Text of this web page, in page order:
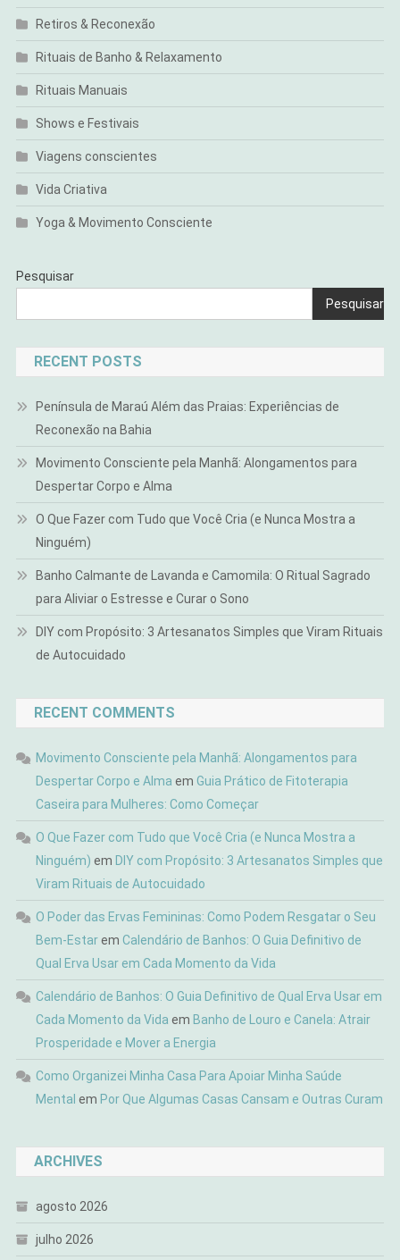
Retiros & Reconexão
Rituais de Banho & Relaxamento
Rituais Manuais
Shows e Festivais
Viagens conscientes
Vida Criativa
Yoga & Movimento Consciente
Pesquisar
Pesquisar
RECENT POSTS
Península de Maraú Além das Praias: Experiências de
Reconexão na Bahia
Movimento Consciente pela Manhã: Alongamentos para
Despertar Corpo e Alma
O Que Fazer com Tudo que Você Cria (e Nunca Mostra a
Ninguém)
Banho Calmante de Lavanda e Camomila: O Ritual Sagrado
para Aliviar o Estresse e Curar o Sono
DIY com Propósito: 3 Artesanatos Simples que Viram Rituais
de Autocuidado
RECENT COMMENTS
Movimento Consciente pela Manhã: Alongamentos para
Despertar Corpo e Alma em Guia Prático de Fitoterapia
Caseira para Mulheres: Como Começar
O Que Fazer com Tudo que Você Cria (e Nunca Mostra a
Ninguém) em DIY com Propósito: 3 Artesanatos Simples que
Viram Rituais de Autocuidado
O Poder das Ervas Femininas: Como Podem Resgatar o Seu
Bem-Estarem Calendário de Banhos: O Guia Definitivo de
Qual Erva Usar em Cada Momento da Vida
Calendário de Banhos: O Guia Definitivo de Qual Erva Usar em
Cada Momento da Vida em Banho de Louro e Canela: Atrair
Prosperidade e Mover a Energia
Como Organizei Minha Casa Para Apoiar Minha Saúde
Mental em Por Que Algumas Casas Cansam e Outras Curam
ARCHIVES
agosto 2026
julho 2026